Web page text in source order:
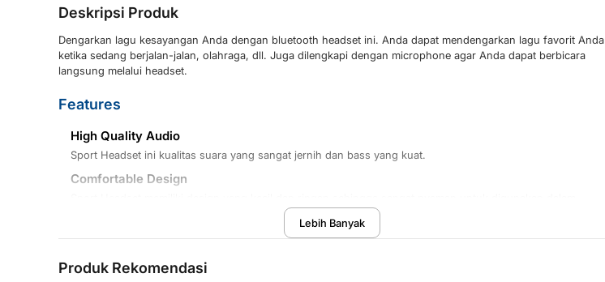
Deskripsi Produk
Dengarkan lagu kesayangan Anda dengan bluetooth headset ini. Anda dapat mendengarkan lagu favorit Anda
ketika sedang berjalan-jalan, olahraga, dll. Juga dilengkapi dengan microphone agar Anda dapat berbicara
langsung melalui headset.
Features
High Quality Audio
Sport Headset ini kualitas suara yang sangat jernih dan bass yang kuat.
Comfortable Design
jangka waktu lama. Cocok digunakan untuk berolah raga seperti lari pagi / jogging.
Clear Microphone
menggangu dari luar.
Lebih Banyak
Produk Rekomendasi